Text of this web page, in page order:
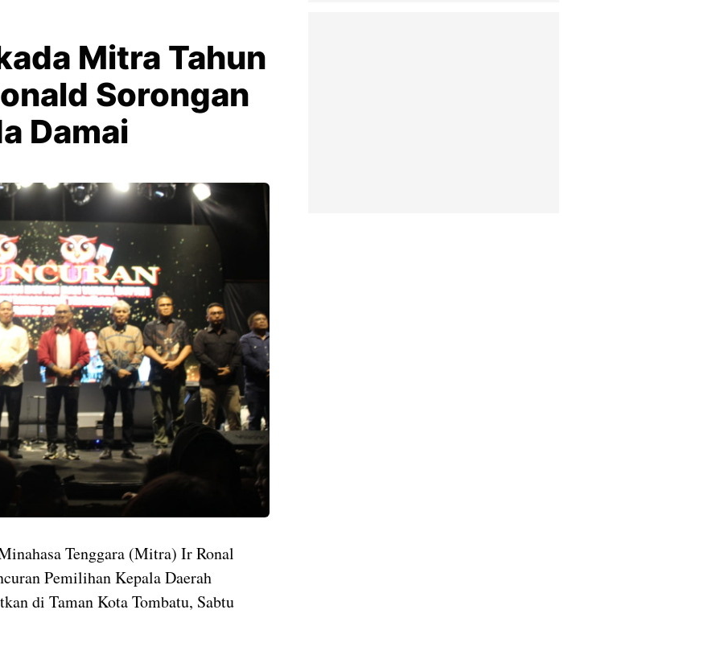
Mitra Tahun
Sorongan
Damai
Tenggara (Mitra) Ir Ronal
Pemilihan Kepala Daerah
di Taman Kota Tombatu, Sabtu